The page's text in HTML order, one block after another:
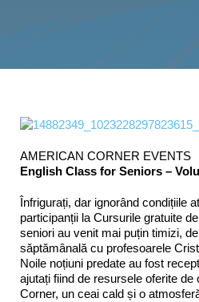
AMERICAN CORNER EVENTS
English Class for Seniors –
Înfrigurați, dar ignorând condițiile
participanții la Cursurile gratuite
seniori au venit mai puțin timizi,
săptămânală cu profesoarele
Noile noțiuni predate au fost
ajutați fiind de resursele oferite
Corner, un ceai cald și o